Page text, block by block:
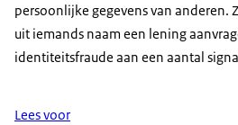
persoonlijke gegevens van anderen.
uit iemands naam een lening
identiteitsfraude aan een aantal
Lees voor